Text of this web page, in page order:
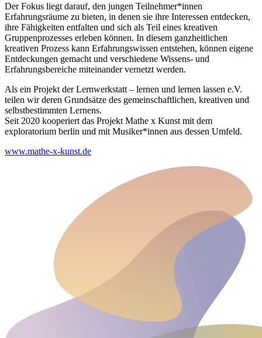
Der Fokus liegt darauf, den jungen Teilnehmer*innen
Erfahrungsräume zu bieten, in denen sie ihre Interessen entdecken,
ihre Fähigkeiten entfalten und sich als Teil eines kreativen
Gruppenprozesses erleben können. In diesem ganzheitlichen
kreativen Prozess kann Erfahrungswissen entstehen, können eigene
Entdeckungen gemacht und verschiedene Wissens- und
Erfahrungsbereiche miteinander vernetzt werden.
Als ein Projekt der Lernwerkstatt – lernen und lernen lassen e.V.
teilen wir deren Grundsätze des gemeinschaftlichen, kreativen und
selbstbestimmten Lernens.
Seit 2020 kooperiert das Projekt Mathe x Kunst mit dem
exploratorium berlin und mit Musiker*innen aus dessen Umfeld.
www.mathe-x-kunst.de